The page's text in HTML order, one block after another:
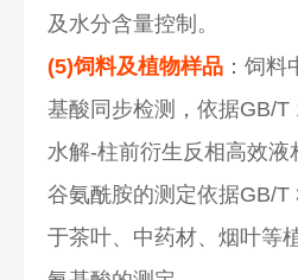
及水分含量控制。
(5)饲料及植物样品 ：饲
基酸同步检测，依据GB/T
水解-柱前衍生反相高效
谷氨酰胺的测定依据GB/T
于茶叶、中药材、烟叶等